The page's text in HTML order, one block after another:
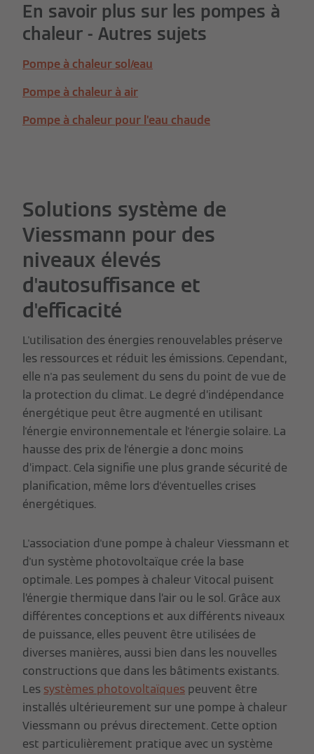
En savoir plus sur les pompes à
chaleur - Autres sujets
Pompe à chaleur sol/eau
Pompe à chaleur à air
Pompe à chaleur pour l’eau chaude
Solutions système de
Viessmann pour des
niveaux élevés
d'autosuffisance et
d'efficacité
L'utilisation des énergies renouvelables préserve
les ressources et réduit les émissions. Cependant,
elle n'a pas seulement du sens du point de vue de
la protection du climat. Le degré d’indépendance
énergétique peut être augmenté en utilisant
l'énergie environnementale et l'énergie solaire. La
hausse des prix de l'énergie a donc moins
d’impact. Cela signifie une plus grande sécurité de
planification, même lors d'éventuelles crises
énergétiques.
L'association d'une pompe à chaleur Viessmann et
d'un système photovoltaïque crée la base
optimale. Les pompes à chaleur Vitocal puisent
l’énergie thermique dans l’air ou le sol. Grâce aux
différentes conceptions et aux différents niveaux
de puissance, elles peuvent être utilisées de
diverses manières, aussi bien dans les nouvelles
constructions que dans les bâtiments existants.
Les systèmes photovoltaïques peuvent être
installés ultérieurement sur une pompe à chaleur
Viessmann ou prévus directement. Cette option
est particulièrement pratique avec un système